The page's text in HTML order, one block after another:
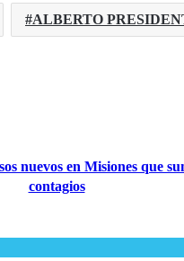
ALBERTO
nuevos en Misiones que
contagios